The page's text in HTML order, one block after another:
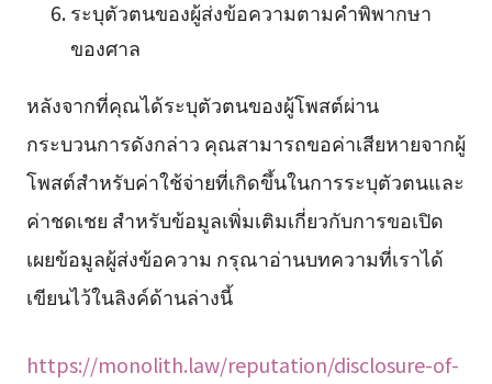
ระบุตัวตนของผู้ส่งข้อความตามคำพิพากษา
ของศาล
หลังจากที่คุณได้ระบุตัวตนของผู้โพสต์ผ่าน
กระบวนการดังกล่าว คุณสามารถขอค่าเสียหายจากผู้
โพสต์สำหรับค่าใช้จ่ายที่เกิดขึ้นในการระบุตัวตนและ
ค่าชดเชย สำหรับข้อมูลเพิ่มเติมเกี่ยวกับการขอเปิด
เผยข้อมูลผู้ส่งข้อความ กรุณาอ่านบทความที่เราได้
เขียนไว้ในลิงค์ด้านล่างนี้
https://monolith.law/reputation/disclosure-of-